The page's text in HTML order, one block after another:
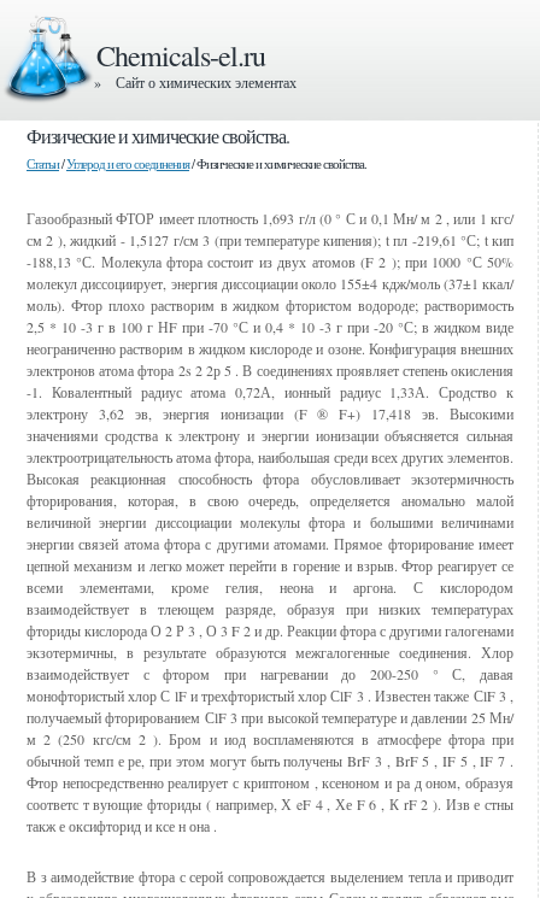
Chemicals-el.ru
» Сайт о химических элементах
Физические и химические свойства.
Статьи/Углерод и его соединения/ Физические и химические свойства.
Газообразный ФТОР имеет плотность 1,693 г/л (0 ° С и 0,1 Мн/ м 2 , или 1 кгс/
см 2 ), жидкий - 1,5127 г/см 3 (при температуре кипения); t пл -219,61 °С; t кип
-188,13 °С. Молекула фтора состоит из двух атомов (F 2 ); при 1000 °С 50%
молекул диссоциирует, энергия диссоциации около 155±4 кдж/моль (37±1 ккал/
моль). Фтор плохо растворим в жидком фтористом водороде; растворимость
2,5 * 10 -3 г в 100 г НF при -70 °С и 0,4 * 10 -3 г при -20 °С; в жидком виде
неограниченно растворим в жидком кислороде и озоне. Конфигурация внешних
электронов атома фтора 2s 2 2р 5 . В соединениях проявляет степень окисления
-1. Ковалентный радиус атома 0,72А, ионный радиус 1,33А. Сродство к
электрону 3,62 эв, энергия ионизации (F ® F+) 17,418 эв. Высокими
значениями сродства к электрону и энергии ионизации объясняется сильная
электроотрицательность атома фтора, наибольшая среди всех других элементов.
Высокая реакционная способность фтора обусловливает экзотермичность
фторирования, которая, в свою очередь, определяется аномально малой
величиной энергии диссоциации молекулы фтора и большими величинами
энергии связей атома фтора с другими атомами. Прямое фторирование имеет
цепной механизм и легко может перейти в горение и взрыв. Фтор реагирует се
всеми элементами, кроме гелия, неона и аргона. С кислородом
взаимодействует в тлеющем разряде, образуя при низких температурах
фториды кислорода О 2 Р 3 , О 3 F 2 и др. Реакции фтора с другими галогенами
экзотермичны, в результате образуются межгалогенные соединения. Хлор
взаимодействует с фтором при нагревании до 200-250 ° С, давая
монофтористый хлор С lF и трехфтористый хлор СlF 3 . Известен также СlF 3 ,
получаемый фторированием СlF 3 при высокой температуре и давлении 25 Мн/
м 2 (250 кгс/см 2 ). Бром и иод воспламеняются в атмосфере фтора при
обычной темп е ре, при этом могут быть получены BrF 3 , BrF 5 , IF 5 , IF 7 .
Фтор непосредственно реалирует с криптоном , ксеноном и ра д оном, образуя
соответс т вующие фториды ( например, Х eF 4 , Хе F 6 , К rF 2 ). Изв е стны
такж е оксифторид и ксе н она .
В з аимодействие фтора с серой сопровождается выделением тепла и приводит